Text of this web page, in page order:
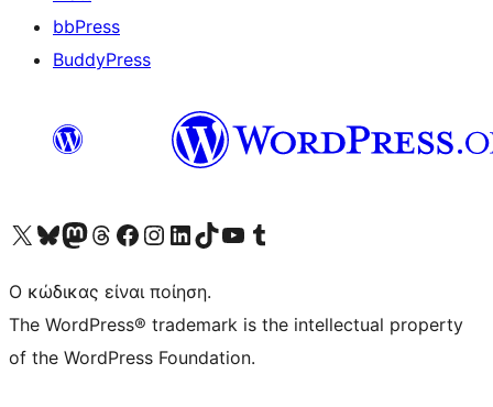
bbPress
BuddyPress
Visit our X (formerly Twitter) account
Visit our Bluesky account
Επισκεφθείτε τον λογαριασμό μας στο Mastodon
Visit our Threads account
Επισκεφτείτε τη σελίδα μας στο Facebook
Επισκεφθείτε τον λογαριασμό μας Instagram
Επισκεφθείτε τον λογαριασμό μας LinkedIn
Visit our TikTok account
Visit our YouTube channel
Visit our Tumblr account
Ο κώδικας είναι ποίηση.
The WordPress® trademark is the intellectual property
of the WordPress Foundation.